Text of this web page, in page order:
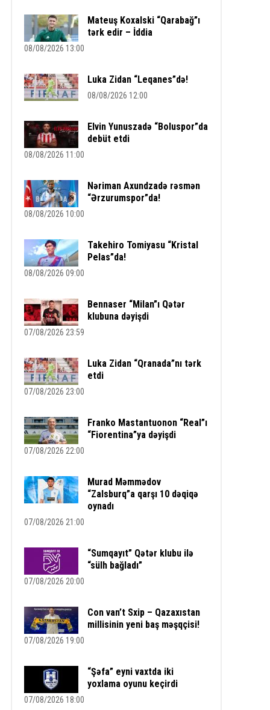
Mateuş Koxalski “Qarabağ”ı
tərk edir – İddia
08/08/2026 13:00
Luka Zidan “Leqanes”də!
08/08/2026 12:00
Elvin Yunuszadə “Boluspor”da
debüt etdi
08/08/2026 11:00
Nəriman Axundzadə rəsmən
“Ərzurumspor”da!
08/08/2026 10:00
Takehiro Tomiyasu “Kristal
Pelas”da!
08/08/2026 09:00
Bennaser “Milan”ı Qətər
klubuna dəyişdi
07/08/2026 23:59
Luka Zidan “Qranada”nı tərk
etdi
07/08/2026 23:00
Franko Mastantuonon “Real”ı
“Fiorentina”ya dəyişdi
07/08/2026 22:00
Murad Məmmədov
“Zalsburq”a qarşı 10 dəqiqə
oynadı
07/08/2026 21:00
“Sumqayıt” Qətər klubu ilə
“sülh bağladı”
07/08/2026 20:00
Con van’t Sxip – Qazaxıstan
millisinin yeni baş məşqçisi!
07/08/2026 19:00
“Şəfa” eyni vaxtda iki
yoxlama oyunu keçirdi
07/08/2026 18:00